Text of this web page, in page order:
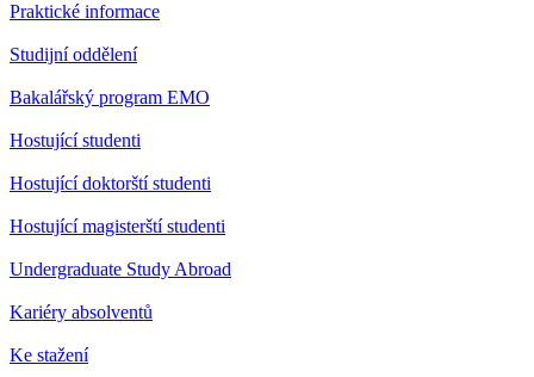
Praktické informace
Studijní oddělení
Bakalářský program EMO
Hostující studenti
Hostující doktorští studenti
Hostující magisterští studenti
Undergraduate Study Abroad
Kariéry absolventů
Ke stažení